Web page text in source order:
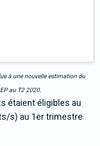
à une nouvelle estimation du
au T2 2020.
étaient éligibles au
s) au 1er trimestre